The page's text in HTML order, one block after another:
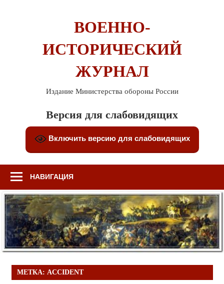
ВОЕННО-
ИСТОРИЧЕСКИЙ
ЖУРНАЛ
Издание Министерства обороны России
Версия для слабовидящих
Включить версию для слабовидящих
НАВИГАЦИЯ
МЕТКА: ACCIDENT